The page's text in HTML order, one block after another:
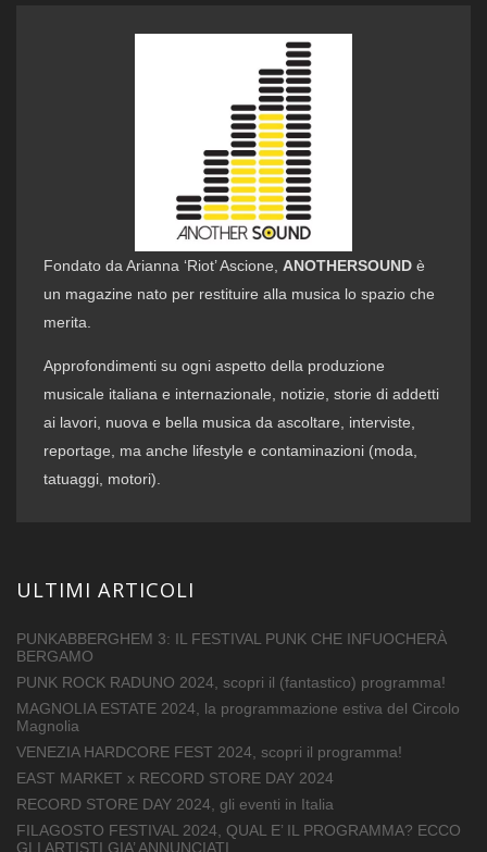
Fondato da Arianna ‘Riot’ Ascione,ANOTHERSOUND è
un magazine nato per restituire alla musica lo spazio che
merita.
Approfondimenti su ogni aspetto della produzione
musicale italiana e internazionale, notizie, storie di addetti
ai lavori, nuova e bella musica da ascoltare, interviste,
reportage, ma anche lifestyle e contaminazioni (moda,
tatuaggi, motori).
ULTIMI ARTICOLI
PUNKABBERGHEM 3: IL FESTIVAL PUNK CHE INFUOCHERÀ
BERGAMO
PUNK ROCK RADUNO 2024, scopri il (fantastico) programma!
MAGNOLIA ESTATE 2024, la programmazione estiva del Circolo
Magnolia
VENEZIA HARDCORE FEST 2024, scopri il programma!
EAST MARKET x RECORD STORE DAY 2024
RECORD STORE DAY 2024, gli eventi in Italia
FILAGOSTO FESTIVAL 2024, QUAL E’ IL PROGRAMMA? ECCO
GLI ARTISTI GIA’ ANNUNCIATI